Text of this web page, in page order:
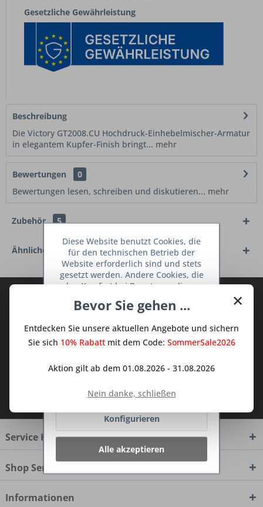
Gesetzliche Gewährleistung
Beschreibung
Die Victory GT2008.CU Hochdruck-Einhebelmischer-Armatur
in elegantem Kupfer-Finish bringt... mehr
Bewertungen
0
Bewertungen lesen, schreiben und diskutieren... mehr
Zubehör 5
Ähnliche Artikel
TraumKüche Newsletter und verpassen
Sie keine Neuigkeit oder Aktion mehr aus
dem Traum Küchen - Shop.
Ich habe die
Datenschutzbestimmungen
Service Hotline
Shop Service
Informationen
×
Bevor Sie gehen ...
Entdecken Sie unsere aktuellen Angebote und sichern
Sie sich 10% Rabattmit dem Code: SommerSale2026
Aktion gilt ab dem 01.08.2026 - 31.08.2026
Nein danke, schließen
Diese Website benutzt Cookies, die
für den technischen Betrieb der
Website erforderlich sind und stets
gesetzt werden. Andere Cookies, die
den Komfort bei Benutzung dieser
dienen oder die Interaktion mit
Netzwerken vereinfachen sollen,
werden nur mit Ihrer Zustimmung
Ablehnen
Konfigurieren
Alle akzeptieren